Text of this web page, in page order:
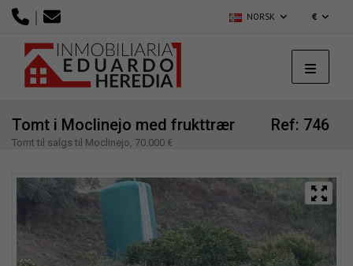
| NORSK €
Ref: 746
Tomt i Moclinejo med frukttrær
Tomt til salgs til Moclinejo, 70.000 €